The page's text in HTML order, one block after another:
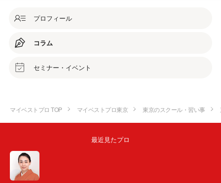
プロフィール
コラム
セミナー・イベント
マイベストプロ TOP マイベストプロ東京 東京のスクール・習い事
最近見たプロ